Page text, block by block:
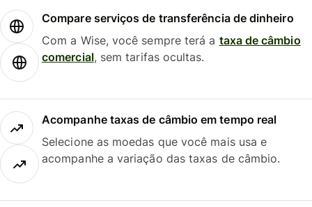
Compare serviços de transferência de dinheiro
Com a Wise, você sempre terá a taxa de câmbio
comercial, sem tarifas ocultas.
Acompanhe taxas de câmbio em tempo real
Selecione as moedas que você mais usa e
acompanhe a variação das taxas de câmbio.